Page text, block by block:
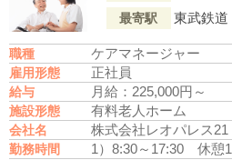
最寄駅
職種 ケアマネージャー
雇用形態 正社員
給与 月給：225,000円～
施設形態 有料老人ホーム
会社名 株式会社レオパレス21
勤務時間 1）8:30～17:30 休憩